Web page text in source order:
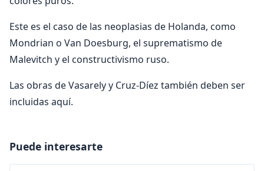
Este es el caso de las neoplasias de Holanda, como
Mondrian o Van Doesburg, el suprematismo de
Malevitch y el constructivismo ruso.
Las obras de Vasarely y Cruz-Díez también deben ser
incluidas aquí.
Puede interesarte